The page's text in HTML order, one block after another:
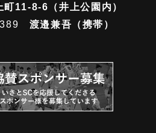
11-8-6（井上公園内）
渡邉兼吾（携帯）